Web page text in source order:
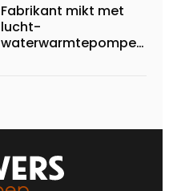
Fabrikant mikt met
lucht-
waterwarmtepompen